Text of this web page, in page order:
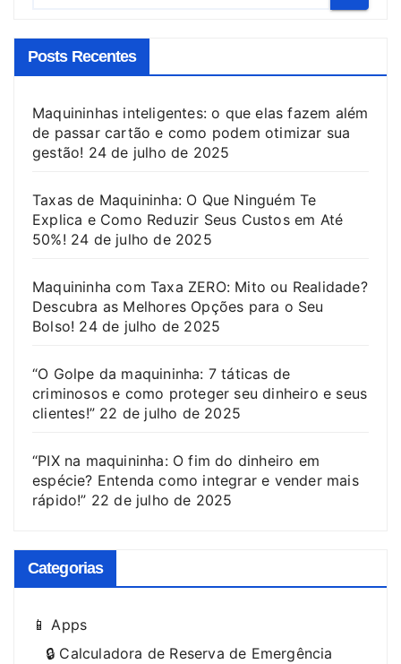
Posts Recentes
Maquininhas inteligentes: o que elas fazem além
de passar cartão e como podem otimizar sua
gestão! 24 de julho de 2025
Taxas de Maquininha: O Que Ninguém Te
Explica e Como Reduzir Seus Custos em Até
50%! 24 de julho de 2025
Maquininha com Taxa ZERO: Mito ou Realidade?
Descubra as Melhores Opções para o Seu
Bolso! 24 de julho de 2025
“O Golpe da maquininha: 7 táticas de
criminosos e como proteger seu dinheiro e seus
clientes!” 22 de julho de 2025
“PIX na maquininha: O fim do dinheiro em
espécie? Entenda como integrar e vender mais
rápido!” 22 de julho de 2025
Categorias
📱 Apps
🔒 Calculadora de Reserva de Emergência